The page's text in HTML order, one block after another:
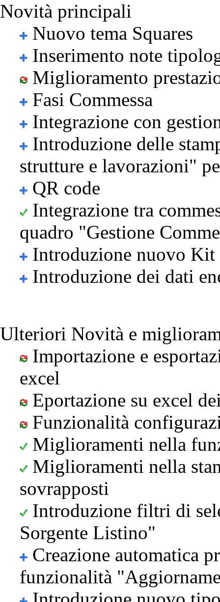
Novità principali
Nuovo tema Squares
Inserimento note
Miglioramento
Fasi Commessa
Integrazione con
Introduzione delle
strutture e lavorazioni"
QR code
Integrazione tra
quadro "Gestione
Introduzione nuovo Kit
Introduzione dei dati
Ulteriori Novità e
Importazione e
excel
Eportazione su excel
Funzionalità
Miglioramenti nella
Miglioramenti nella
sovrapposti
Introduzione filtri di
Sorgente Listino"
Creazione automatica
funzionalità